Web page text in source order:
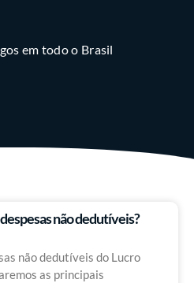
em todo o Brasil
não dedutíveis?
não dedutíveis do Lucro
as principais